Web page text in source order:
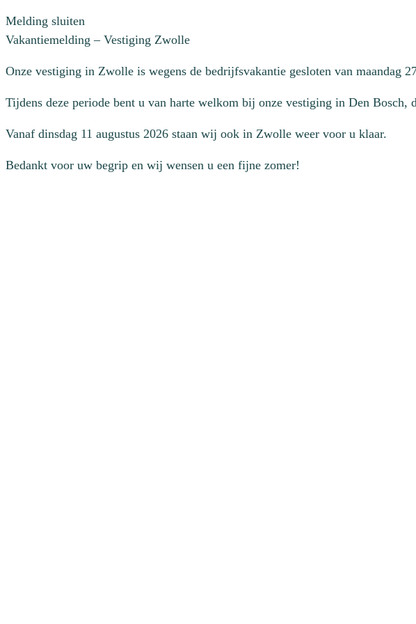
Melding sluiten
Vakantiemelding – Vestiging Zwolle
Onze vestiging in Zwolle is wegens de bedrijfsvakantie gesloten van maandag
Tijdens deze periode bent u van harte welkom bij onze vestiging in Den
Vanaf dinsdag 11 augustus 2026 staan wij ook in Zwolle weer voor u klaar.
Bedankt voor uw begrip en wij wensen u een fijne zomer!